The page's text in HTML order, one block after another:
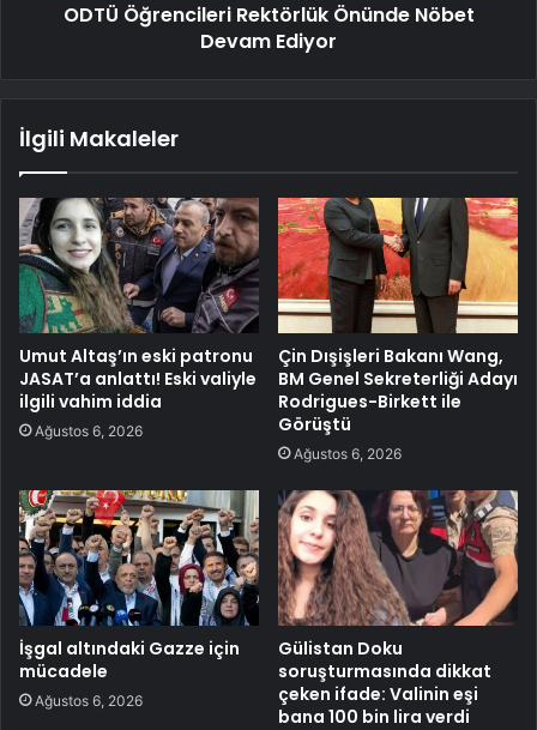
ODTÜ Öğrencileri Rektörlük Önünde Nöbet
Devam Ediyor
İlgili Makaleler
Umut Altaş’ın eski patronu
JASAT’a anlattı! Eski valiyle
ilgili vahim iddia
Ağustos 6, 2026
Çin Dışişleri Bakanı Wang,
BM Genel Sekreterliği Adayı
Rodrigues-Birkett ile
Görüştü
Ağustos 6, 2026
İşgal altındaki Gazze için
mücadele
Ağustos 6, 2026
Gülistan Doku
soruşturmasında dikkat
çeken ifade: Valinin eşi
bana 100 bin lira verdi